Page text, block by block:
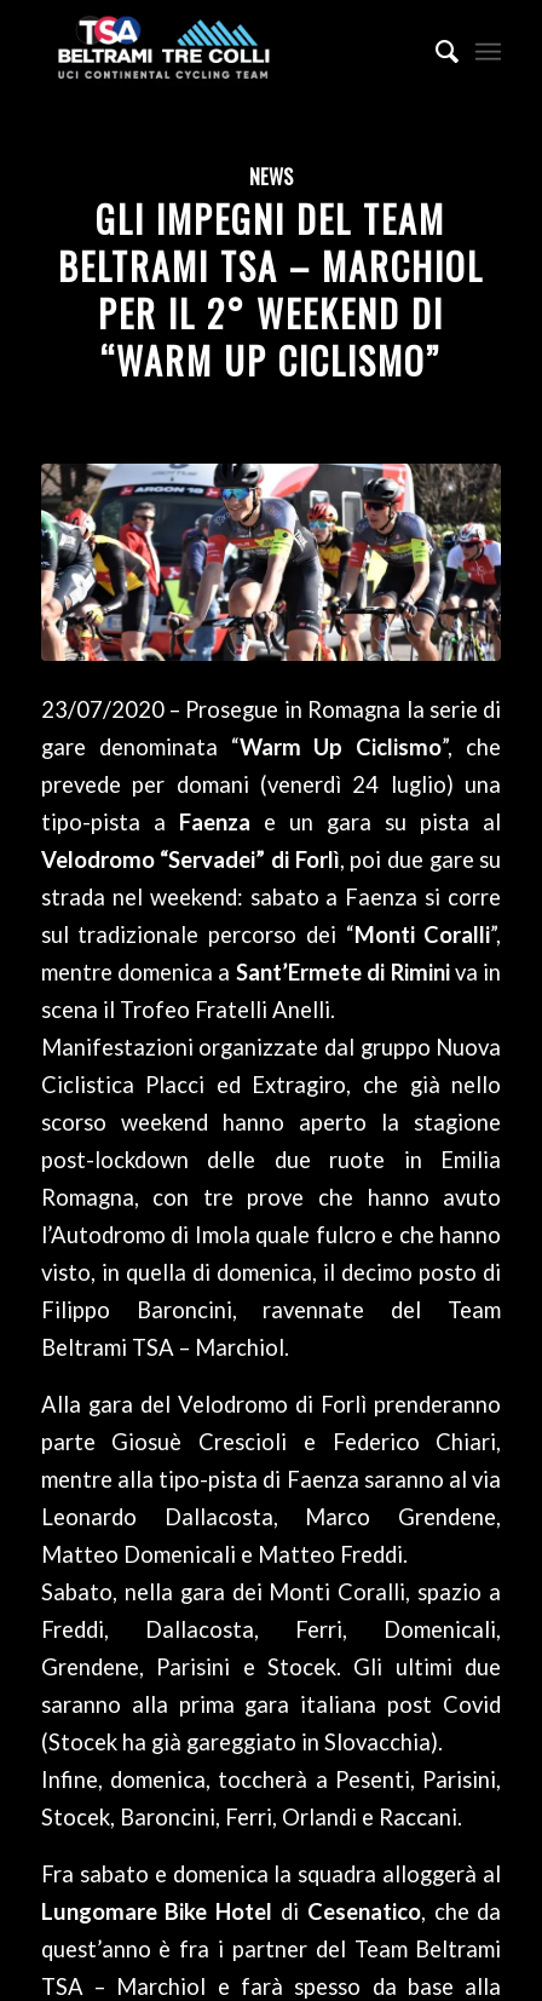
NEWS
GLI IMPEGNI DEL TEAM
BELTRAMI TSA – MARCHIOL
PER IL 2° WEEKEND DI
“WARM UP CICLISMO”
23/07/2020 – Prosegue in Romagna la serie di
gare denominata “Warm Up Ciclismo”, che
prevede per domani (venerdì 24 luglio) una
tipo-pista a Faenza e un gara su pista al
Velodromo “Servadei” di Forlì, poi due gare su
strada nel weekend: sabato a Faenza si corre
sul tradizionale percorso dei “Monti Coralli”,
mentre domenica a Sant’Ermete di Riminiva in
scena il Trofeo Fratelli Anelli.
Manifestazioni organizzate dal gruppo Nuova
Ciclistica Placci ed Extragiro, che già nello
scorso weekend hanno aperto la stagione
post-lockdown delle due ruote in Emilia
Romagna, con tre prove che hanno avuto
l’Autodromo di Imola quale fulcro e che hanno
visto, in quella di domenica, il decimo posto di
Filippo Baroncini, ravennate del Team
Beltrami TSA – Marchiol.
Alla gara del Velodromo di Forlì prenderanno
parte Giosuè Crescioli e Federico Chiari,
mentre alla tipo-pista di Faenza saranno al via
Leonardo Dallacosta, Marco Grendene,
Matteo Domenicali e Matteo Freddi.
Sabato, nella gara dei Monti Coralli, spazio a
Freddi, Dallacosta, Ferri, Domenicali,
Grendene, Parisini e Stocek. Gli ultimi due
saranno alla prima gara italiana post Covid
(Stocek ha già gareggiato in Slovacchia).
Infine, domenica, toccherà a Pesenti, Parisini,
Stocek, Baroncini, Ferri, Orlandi e Raccani.
Fra sabato e domenica la squadra alloggerà al
Lungomare Bike Hotel di Cesenatico, che da
quest’anno è fra i partner del Team Beltrami
TSA – Marchiol e farà spesso da base alla